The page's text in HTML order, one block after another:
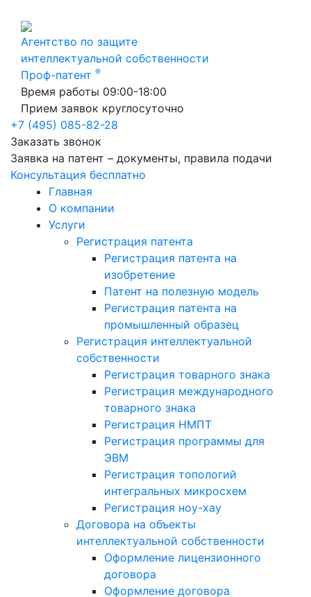
Агентство по защите
интеллектуальной собственности
Проф-патент ®
Время работы 09:00-18:00
Прием заявок круглосуточно
+7 (495) 085-82-28
Заказать звонок
Заявка на патент – документы, правила подачи
Консультация бесплатно
Главная
О компании
Услуги
Регистрация патента
Регистрация патента на
изобретение
Патент на полезную модель
Регистрация патента на
промышленный образец
Регистрация интеллектуальной
собственности
Регистрация товарного знака
Регистрация международного
товарного знака
Регистрация НМПТ
Регистрация программы для
ЭВМ
Регистрация топологий
интегральных микросхем
Регистрация ноу-хау
Договора на объекты
интеллектуальной собственности
Оформление лицензионного
договора
Оформление договора